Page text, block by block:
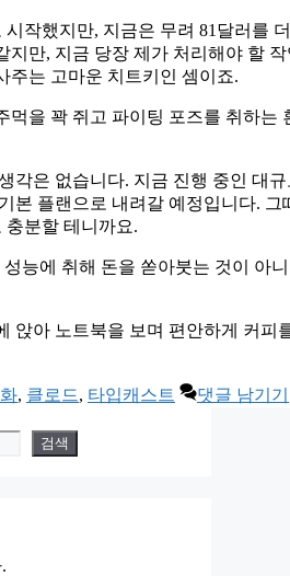
작했지만, 지금은 무려 81달러를
지만, 지금 당장 제가 처리해야 할
주는 고마운 치트키인 셈이죠.
각은 없습니다. 지금 진행 중인 대
본 플랜으로 내려갈 예정입니다.
충분할 테니까요.
능에 취해 돈을 쏟아붓는 것이 아
, 클로드, 타입캐스트
댓글 남기기
검색